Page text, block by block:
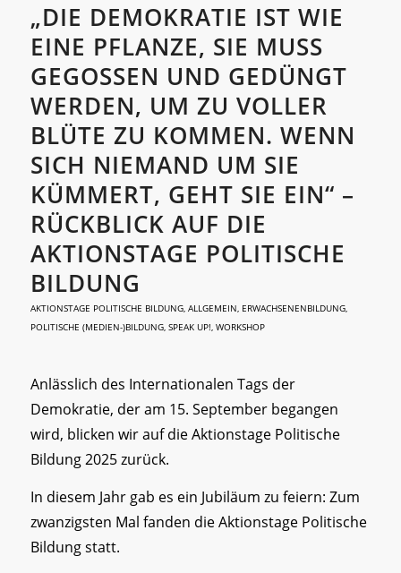
„DIE DEMOKRATIE IST WIE
EINE PFLANZE, SIE MUSS
GEGOSSEN UND GEDÜNGT
WERDEN, UM ZU VOLLER
BLÜTE ZU KOMMEN. WENN
SICH NIEMAND UM SIE
KÜMMERT, GEHT SIE EIN“ –
RÜCKBLICK AUF DIE
AKTIONSTAGE POLITISCHE
BILDUNG
AKTIONSTAGE POLITISCHE BILDUNG, ALLGEMEIN, ERWACHSENENBILDUNG,
POLITISCHE (MEDIEN-)BILDUNG, SPEAK UP!, WORKSHOP
Anlässlich des Internationalen Tags der
Demokratie, der am 15. September begangen
wird, blicken wir auf die Aktionstage Politische
Bildung 2025 zurück.
In diesem Jahr gab es ein Jubiläum zu feiern: Zum
zwanzigsten Mal fanden die Aktionstage Politische
Bildung statt.